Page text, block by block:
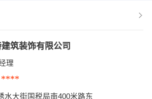
筑装饰有限公司
理
****
水大街国税局南400米路东